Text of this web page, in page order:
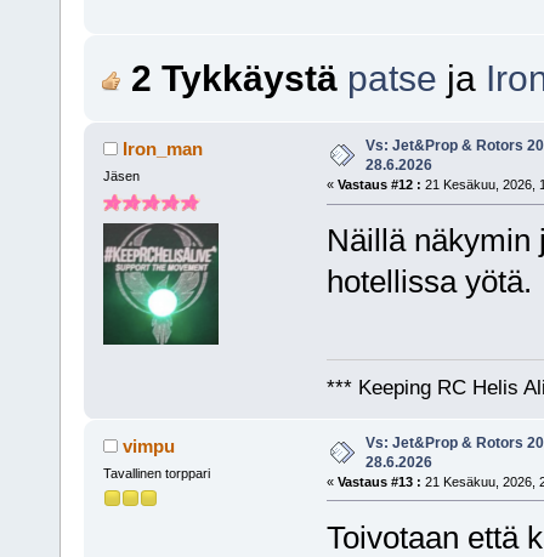
2 Tykkäystä patse ja
Iron_man
Jäsen
Vs: Jet&Prop & Rotors
28.6.2026
« Vastaus #12 : 21 Kesäkuu, 2026,
Näillä näkymin
hotellissa yötä.
*** Keeping RC Helis
vimpu
Tavallinen torppari
Vs: Jet&Prop & Rotors
28.6.2026
« Vastaus #13 : 21 Kesäkuu, 2026,
Toivotaan että